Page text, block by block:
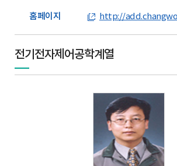
홈페이지 http://
전기전자제어공학계열